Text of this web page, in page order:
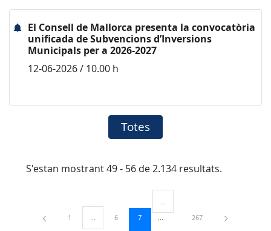
El Consell de Mallorca presenta la convocatòria
unificada de Subvencions d’Inversions
Municipals per a 2026-2027
12-06-2026 / 10.00 h
Totes
S'estan mostrant 49 - 56 de 2.134 resultats.
Pàgina
1 ...Pàgines intermèdies Utilitzeu TAB per navegar.
Pàgina
6 Pàgina
7
Pàgines intermèdies Utilitzeu TAB
Pàgina
267